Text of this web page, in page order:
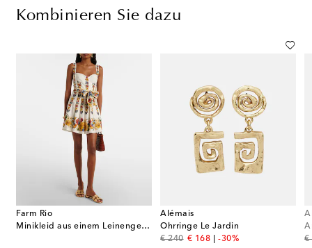
Kombinieren Sie dazu
Farm Rio
Minikleid aus einem Leinengemisch
Alémais
Ohrringe Le Jardin
€ 240
original price
€ 168
discount price
-30%
€